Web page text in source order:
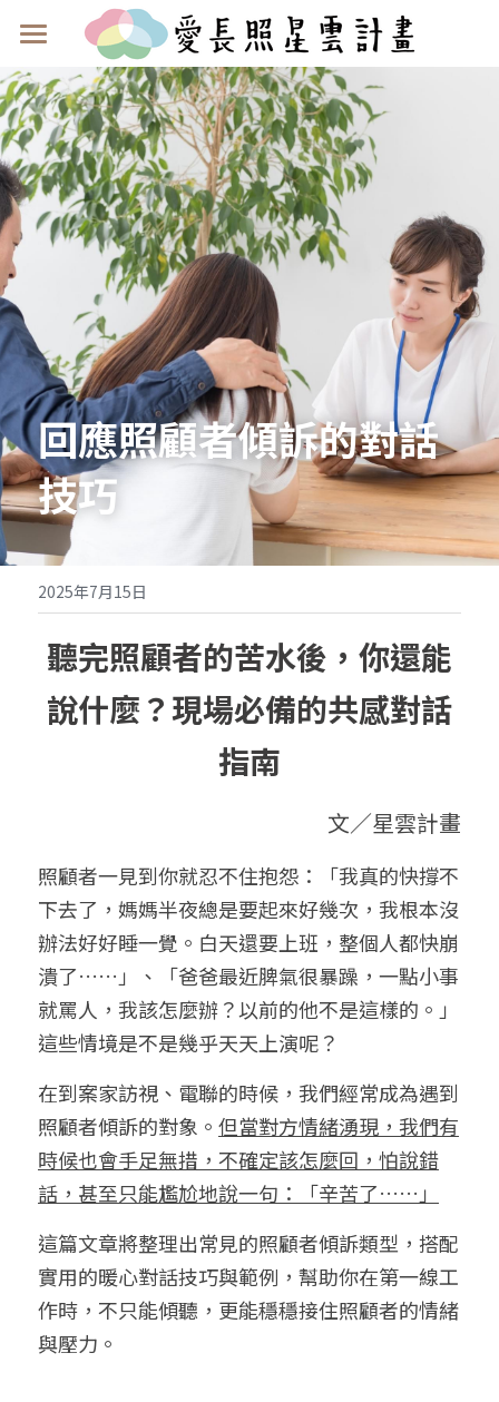
首頁
關於我們
計畫源起
認識愛長照
團隊成員
服務介紹
服務內容
申請流程
常見問題
使用者回饋
媒體報導
合作夥伴
星展基金會合作計畫
贊助與合作單位
成為友善夥伴
照顧星樂園
我要申請
回應照顧者傾訴的對話
技巧
2025年7月15日
聽完照顧者的苦水後，你還能
說什麼？現場必備的共感對話
指南
文／星雲計畫
照顧者一見到你就忍不住抱怨：「我真的快撐不
下去了，媽媽半夜總是要起來好幾次，我根本沒
辦法好好睡一覺。白天還要上班，整個人都快崩
潰了……」、「爸爸最近脾氣很暴躁，一點小事
就罵人，我該怎麼辦？以前的他不是這樣的。」
這些情境是不是幾乎天天上演呢？
在到案家訪視、電聯的時候，我們經常成為遇到
照顧者傾訴的對象。 但當對方情緒湧現，我們有
時候也會手足無措，不確定該怎麼回，怕說錯
話，甚至只能尷尬地說一句：「辛苦了……」
這篇文章將整理出常見的照顧者傾訴類型，搭配
實用的暖心對話技巧與範例，幫助你在第一線工
作時，不只能傾聽，更能穩穩接住照顧者的情緒
與壓力。